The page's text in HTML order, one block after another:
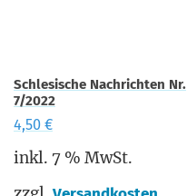
Schlesische Nachrichten Nr.
7/2022
4,50 €
inkl. 7 % MwSt.